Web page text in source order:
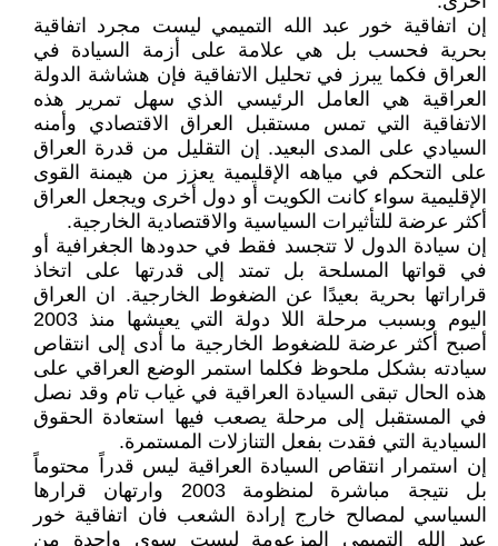
إن اتفاقية خور عبد الله التميمي ليست مجرد اتفاقية
بحرية فحسب بل هي علامة على أزمة السيادة في
العراق فكما يبرز في تحليل الاتفاقية فإن هشاشة الدولة
العراقية هي العامل الرئيسي الذي سهل تمرير هذه
الاتفاقية التي تمس مستقبل العراق الاقتصادي وأمنه
السيادي على المدى البعيد. إن التقليل من قدرة العراق
على التحكم في مياهه الإقليمية يعزز من هيمنة القوى
الإقليمية سواء كانت الكويت أو دول أخرى ويجعل العراق
أكثر عرضة للتأثيرات السياسية والاقتصادية الخارجية.
إن سيادة الدول لا تتجسد فقط في حدودها الجغرافية أو
في قواتها المسلحة بل تمتد إلى قدرتها على اتخاذ
قراراتها بحرية بعيدًا عن الضغوط الخارجية. ان العراق
اليوم وبسبب مرحلة اللا دولة التي يعيشها منذ 2003
أصبح أكثر عرضة للضغوط الخارجية ما أدى إلى انتقاص
سيادته بشكل ملحوظ فكلما استمر الوضع العراقي على
هذه الحال تبقى السيادة العراقية في غياب تام وقد نصل
في المستقبل إلى مرحلة يصعب فيها استعادة الحقوق
السيادية التي فقدت بفعل التنازلات المستمرة.
إن استمرار انتقاص السيادة العراقية ليس قدراً محتوماً
بل نتيجة مباشرة لمنظومة 2003 وارتهان قرارها
السياسي لمصالح خارج إرادة الشعب فان اتفاقية خور
عبد الله التميمي المزعومة ليست سوى واحدة من